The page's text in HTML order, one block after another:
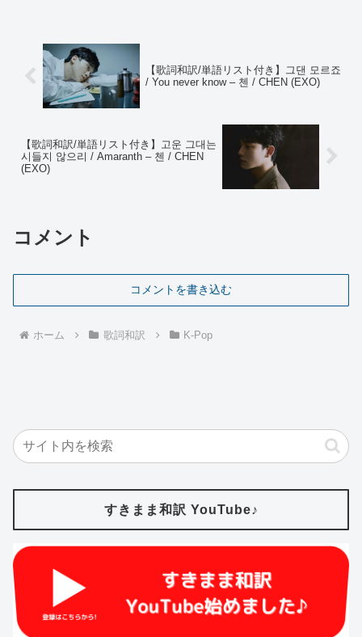
【歌詞和訳/単語リスト付き】그댄 모르죠
/ You never know – 첸 / CHEN (EXO)
【歌詞和訳/単語リスト付き】고운 그대는
시들지 않으리 / Amaranth – 첸 / CHEN
(EXO)
コメント
コメントを書き込む
ホーム 歌詞和訳 K-Pop
すきまま和訳 YouTube♪